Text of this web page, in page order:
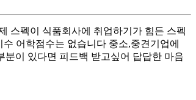
스펙이 식품회사에 취업하기가 힘든 스펙
어학점수는 없습니다 중소,중견기업에
이 있다면 피드백 받고싶어 답답한 마음